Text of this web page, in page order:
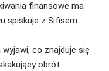
finansowe ma
spiskuje z Sifisem
co znajduje się
obrót.